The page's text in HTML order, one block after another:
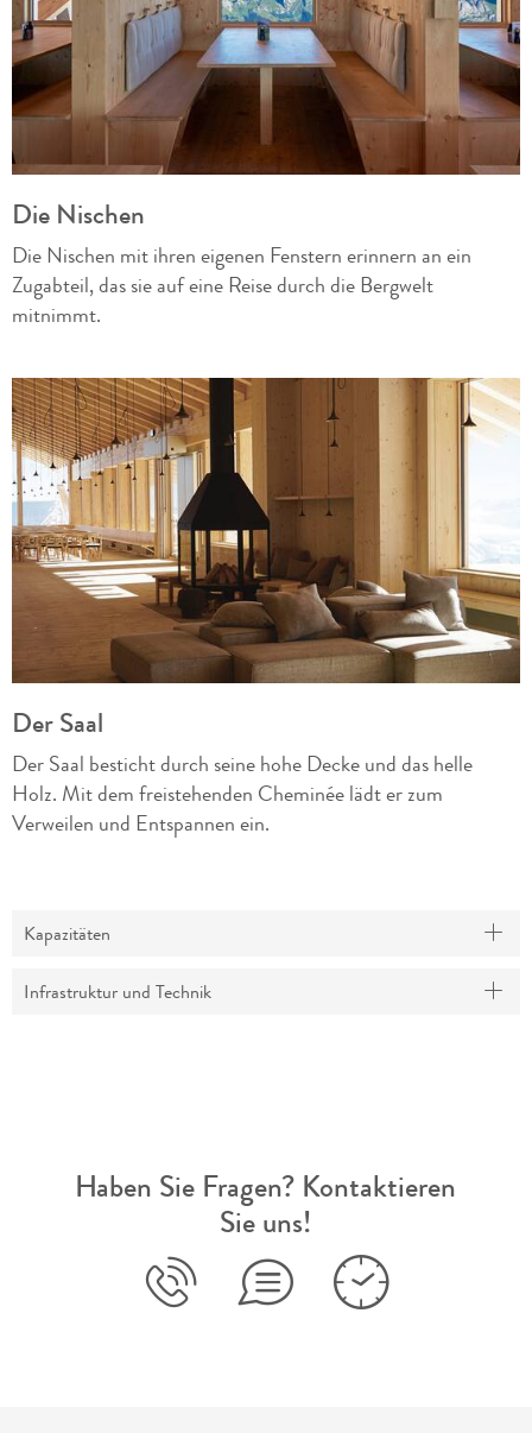
Die Nischen
Die Nischen mit ihren eigenen Fenstern erinnern an ein
Zugabteil, das sie auf eine Reise durch die Bergwelt
mitnimmt.
Der Saal
Der Saal besticht durch seine hohe Decke und das helle
Holz. Mit dem freistehenden Cheminée lädt er zum
Verweilen und Entspannen ein.
Kapazitäten
Infrastruktur und Technik
Haben Sie Fragen? Kontaktieren
Sie uns!